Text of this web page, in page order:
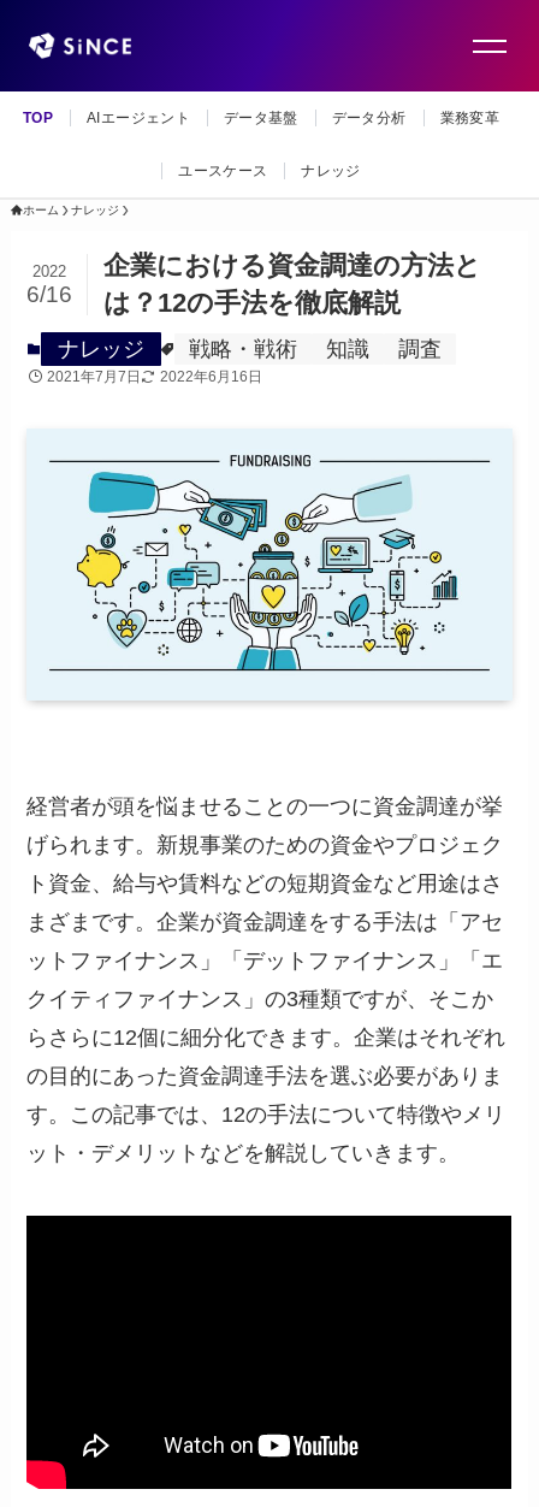
TOP AIエージェント データ基盤 データ分析 業務変革
ユースケース ナレッジ
ホーム ナレッジ
企業における資金調達の方法と
は？12の手法を徹底解説
2022
6/16
ナレッジ 戦略・戦術 知識 調査
2021年7月7日 2022年6月16日
経営者が頭を悩ませることの一つに資金調達が挙
げられます。新規事業のための資金やプロジェク
ト資金、給与や賃料などの短期資金など用途はさ
まざまです。企業が資金調達をする手法は「アセ
ットファイナンス」「デットファイナンス」「エ
クイティファイナンス」の3種類ですが、そこか
らさらに12個に細分化できます。企業はそれぞれ
の目的にあった資金調達手法を選ぶ必要がありま
す。この記事では、12の手法について特徴やメリ
ット・デメリットなどを解説していきます。